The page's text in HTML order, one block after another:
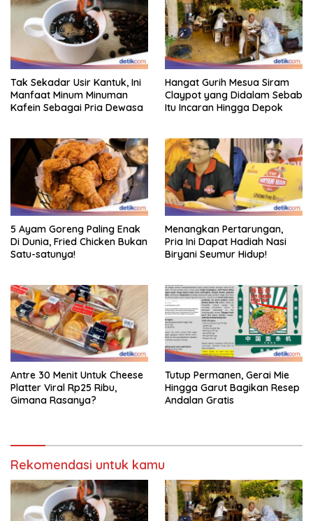
Tak Sekadar Usir Kantuk, Ini
Manfaat Minum Minuman
Kafein Sebagai Pria Dewasa
Hangat Gurih Mesua Siram
Claypot yang Didalam Sebab
Itu Incaran Hingga Depok
5 Ayam Goreng Paling Enak
Di Dunia, Fried Chicken Bukan
Satu-satunya!
Menangkan Pertarungan,
Pria Ini Dapat Hadiah Nasi
Biryani Seumur Hidup!
Antre 30 Menit Untuk Cheese
Platter Viral Rp25 Ribu,
Gimana Rasanya?
Tutup Permanen, Gerai Mie
Hingga Garut Bagikan Resep
Andalan Gratis
Rekomendasi untuk kamu